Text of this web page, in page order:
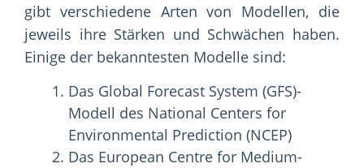
gibt verschiedene Arten von Modellen, die
jeweils ihre Stärken und Schwächen haben.
Einige der bekanntesten Modelle sind:
Das Global Forecast System (GFS)-
Modell des National Centers for
Environmental Prediction (NCEP)
Das European Centre for Medium-